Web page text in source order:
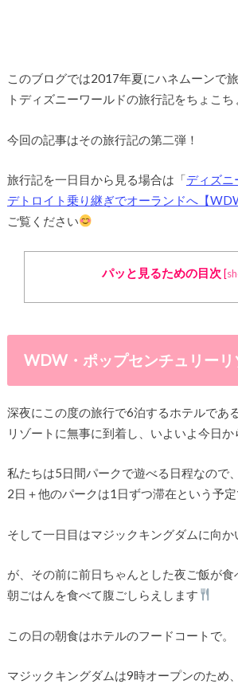
このブログでは2017年夏にハネムーンで
トディズニーワールドの旅行記をちょこち
今回の記事はその旅行記の第二弾！
旅行記を一日目から見る場合は「ディズニ
デトロイト乗り継ぎでオーランドへ【
ご覧ください
パッと見るための目次 [
WDW・ポップセンチュリーリ
深夜にこの度の旅行で6泊するホテルであ
リゾートに無事に到着し、いよいよ今日か
私たちは5日間パークで遊べる日程なので
2日＋他のパークは1日ずつ滞在という予定
そして一日目はマジックキングダムに向か
が、その前に前日ちゃんとした夜ご飯が
朝ごはんを食べて腹ごしらえします
この日の朝食はホテルのフードコートで。
マジックキングダムは9時オープンのため